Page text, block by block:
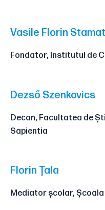
Vasile Florin
Fondator, Institutul de
Dezső Szenkovics
Decan, Facultatea de
Sapientia
Florin Țala
Mediator școlar, Școala